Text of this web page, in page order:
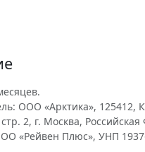
ООО «Арктика», 125412,
2, г. Москва,
«Рейвен Плюс», УНП